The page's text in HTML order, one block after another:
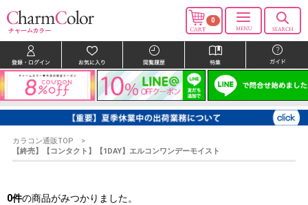
0
カラコン通販TOP
【終売】【コンタクト】【1DAY】エルコンワンデーモイスト
0件の商品がみつかりました。